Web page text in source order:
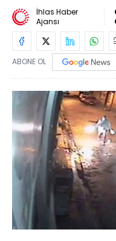
İhlas Haber
Ajansı
ABONE OL